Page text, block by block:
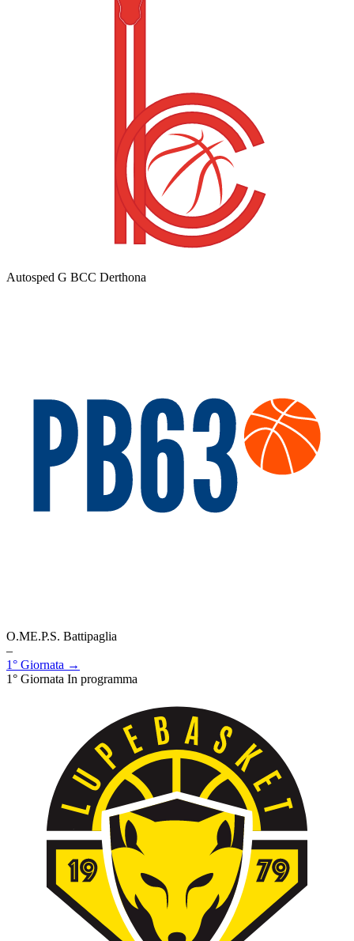
Autosped G BCC Derthona
O.ME.P.S. Battipaglia
–
1° Giornata →
1° Giornata In programma